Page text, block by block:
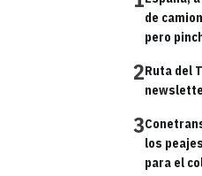
de
pero
2Ruta del
3
los
para el